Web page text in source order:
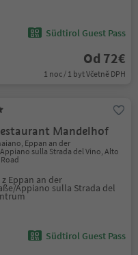
Südtirol Guest Pass
Od 72€
1 noc / 1 byt Včetně DPH
Mandelhof
Eppan an der
sulla Strada del Vino, Alto
z Eppan an der
Appiano sulla Strada del
Südtirol Guest Pass